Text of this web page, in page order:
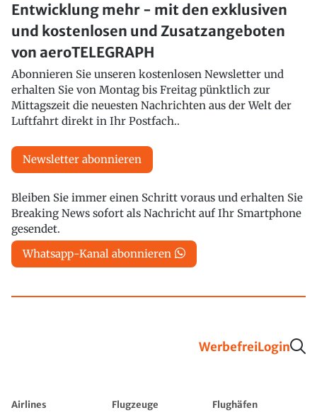
Entwicklung mehr - mit den exklusiven
und kostenlosen und Zusatzangeboten
von aeroTELEGRAPH
Abonnieren Sie unseren kostenlosen Newsletter und
erhalten Sie von Montag bis Freitag pünktlich zur
Mittagszeit die neuesten Nachrichten aus der Welt der
Luftfahrt direkt in Ihr Postfach..
Newsletter abonnieren
Bleiben Sie immer einen Schritt voraus und erhalten Sie
Breaking News sofort als Nachricht auf Ihr Smartphone
gesendet.
Whatsapp-Kanal abonnieren
WerbefreiLogin
Airlines Flugzeuge
Flughäfen